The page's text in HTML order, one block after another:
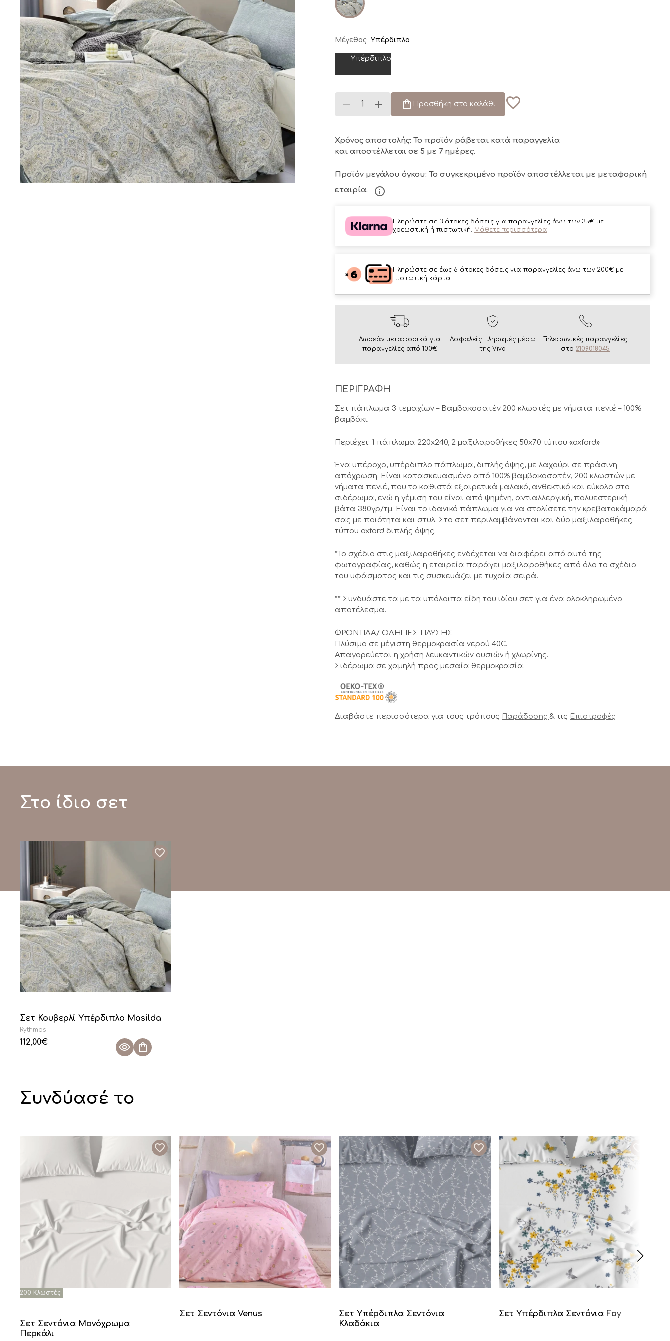
Μέγεθος Υπέρδιπλο
Υπέρδιπλο
Προσθήκη στο καλάθι
Χρόνος αποστολής: Το προϊόν ράβεται κατά παραγγελία
και αποστέλλεται σε 5 με 7 ημέρες.
Προϊόν μεγάλου όγκου: Το συγκεκριμένο προϊόν αποστέλλεται με μεταφορική
εταιρία.
Πληρώστε σε 3 άτοκες δόσεις για παραγγελίες άνω των 35€ με
χρεωστική ή πιστωτική. Μάθετε περισσότερα
Πληρώστε σε έως 6 άτοκες δόσεις για παραγγελίες άνω των 200€ με
πιστωτική κάρτα.
Δωρεάν μεταφορικά για
παραγγελίες από 100€
Ασφαλείς πληρωμές μέσω
της Viva
Τηλεφωνικές παραγγελίες
στο 2109018045
ΠΕΡΙΓΡΑΦΗ
Σετ πάπλωμα 3 τεμαχίων – Βαμβακοσατέν 200 κλωστές με νήματα πενιέ – 100%
βαμβάκι
Περιέχει: 1 πάπλωμα 220x240, 2 μαξιλαροθήκες 50x70 τύπου «oxford»
Ένα υπέροχο, υπέρδιπλο πάπλωμα, διπλής όψης, με λαχούρι σε πράσινη
απόχρωση. Είναι κατασκευασμένο από 100% βαμβακοσατέν, 200 κλωστών με
νήματα πενιέ, που το καθιστά εξαιρετικά μαλακό, ανθεκτικό και εύκολο στο
σιδέρωμα, ενώ η γέμιση του είναι από ψημένη, αντιαλλεργική, πολυεστερική
βάτα 380γρ/τμ. Είναι το ιδανικό πάπλωμα για να στολίσετε την κρεβατοκάμαρά
σας με ποιότητα και στυλ. Στο σετ περιλαμβάνονται και δύο μαξιλαροθήκες
τύπου oxford διπλής όψης.
*Το σχέδιο στις μαξιλαροθήκες ενδέχεται να διαφέρει από αυτό της
φωτογραφίας, καθώς η εταιρεία παράγει μαξιλαροθήκες από όλο το σχέδιο
του υφάσματος και τις συσκευάζει με τυχαία σειρά.
** Συνδυάστε τα με τα υπόλοιπα είδη του ιδίου σετ για ένα ολοκληρωμένο
αποτέλεσμα.
ΦΡΟΝΤΙΔΑ/ ΟΔΗΓΙΕΣ ΠΛΥΣΗΣ
Πλύσιμο σε μέγιστη θερμοκρασία νερού 40C.
Απαγορεύεται η χρήση λευκαντικών ουσιών ή χλωρίνης.
Σιδέρωμα σε χαμηλή προς μεσαία θερμοκρασία.
Διαβάστε περισσότερα για τους τρόπους Παράδοσης & τις Επιστροφές
Στο ίδιο σετ
Σετ Κουβερλί Υπέρδιπλο Masilda
Rythmos
112,00€
Συνδύασέ το
Σετ Σεντόνια Μονόχρωμα
Περκάλι
Σετ Σεντόνια Venus
Σετ Υπέρδιπλα Σεντόνια
Κλαδάκια
Σετ Υπέρδιπλα Σεντόνια Fay